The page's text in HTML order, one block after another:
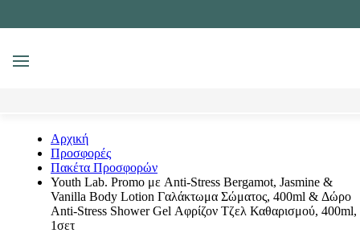
MENU
Αρχική
Προσφορές
Πακέτα Προσφορών
Youth Lab. Promo με Anti-Stress Bergamot, Jasmine &
Vanilla Body Lotion Γαλάκτωμα Σώματος, 400ml & Δώρο
Anti-Stress Shower Gel Αφρίζον Τζελ Καθαρισμού, 400ml,
1σετ